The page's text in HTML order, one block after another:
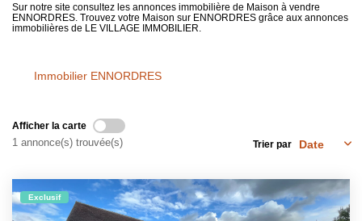
Notre Équipe
Nous Rejoindre
Créer une alerte
Sur notre site consultez les annonces immobilière de Maison à vendre
ENNORDRES. Trouvez votre Maison sur ENNORDRES grâce aux annonces
immobilières de LE VILLAGE IMMOBILIER.
Immobilier ENNORDRES
Afficher la carte
1 annonce(s) trouvée(s) Trier par
Exclusif